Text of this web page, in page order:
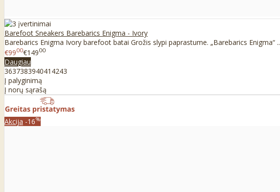
Barefoot Sneakers Barebarics Enigma - Ivory
Barebarics Enigma Ivory barefoot batai Grožis slypi paprastume. „Barebarics Enigma“ ..
€9900€14900
Daugiau
363738394041 4243
Į palyginimą
Į norų sąrašą
Akcija -16%